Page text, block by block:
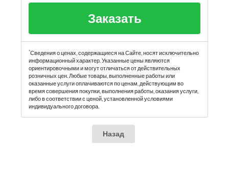
Заказать
*Сведения о ценах, содержащиеся на Сайте, носят исключительно
информационный характер. Указанные цены являются
ориентировочными и могут отличаться от действительных
розничных цен. Любые товары, выполненные работы или
оказанные услуги оплачиваются по ценам, действующим во
время совершения покупки, выполнения работы, оказания услуги,
либо в соответствии с ценой, установленной условиями
индивидуального договора.
Назад